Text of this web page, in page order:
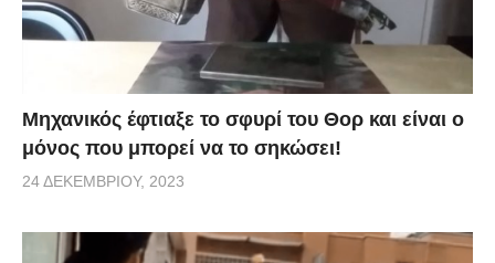
Μηχανικός έφτιαξε το σφυρί του Θορ και είναι ο
μόνος που μπορεί να το σηκώσει!
24 ΔΕΚΕΜΒΡΊΟΥ, 2023